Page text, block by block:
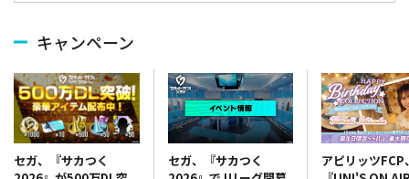
キャンペーン
セガ、『サカつく
セガ、『サカつく
アピリッツFCP